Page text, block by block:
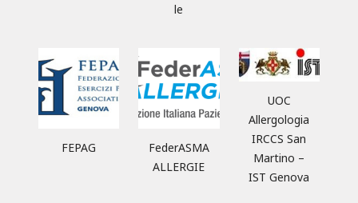
le
FEPAG
FederASMA
ALLERGIE
UOC
Allergologia
IRCCS San
Martino –
IST Genova